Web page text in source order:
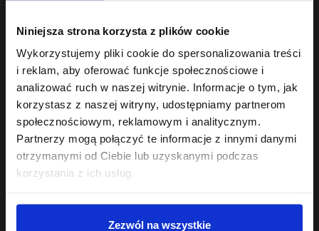
Niniejsza strona korzysta z plików cookie
Wykorzystujemy pliki cookie do spersonalizowania treści
i reklam, aby oferować funkcje społecznościowe i
analizować ruch w naszej witrynie. Informacje o tym, jak
korzystasz z naszej witryny, udostępniamy partnerom
społecznościowym, reklamowym i analitycznym.
Partnerzy mogą połączyć te informacje z innymi danymi
otrzymanymi od Ciebie lub uzyskanymi podczas
korzystania z ich usług.
Zezwól na wszystkie
Hair Cycling By ONLYBIO
Regeneracja 2
minutowa maska
ekspresowa do włosów
200ml
23,99 zł
Najniższa cena z 30 dni przed
obniżką: 23,99 zł
Hair In Balance By ONLYBIO
do stylizacji włosów
kręconych 200ml
7,29 zł
Najniższa cena z 30 dni przed
obniżką:24,49 zł
OUTLET